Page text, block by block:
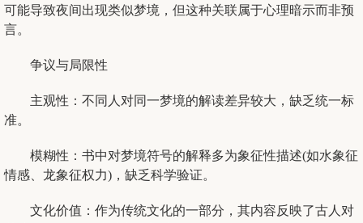
可能导致夜间出现类似梦境，但这种关联属于心理暗示而非预
言。
争议与局限性
‌主观性‌：不同人对同一梦境的解读差异较大，缺乏统一标
准。 ‌
‌模糊性‌：书中对梦境符号的解释多为象征性描述(如水象征
情感、龙象征权力)，缺乏科学验证。 ‌
‌文化价值‌：作为传统文化的一部分，其内容反映了古人对